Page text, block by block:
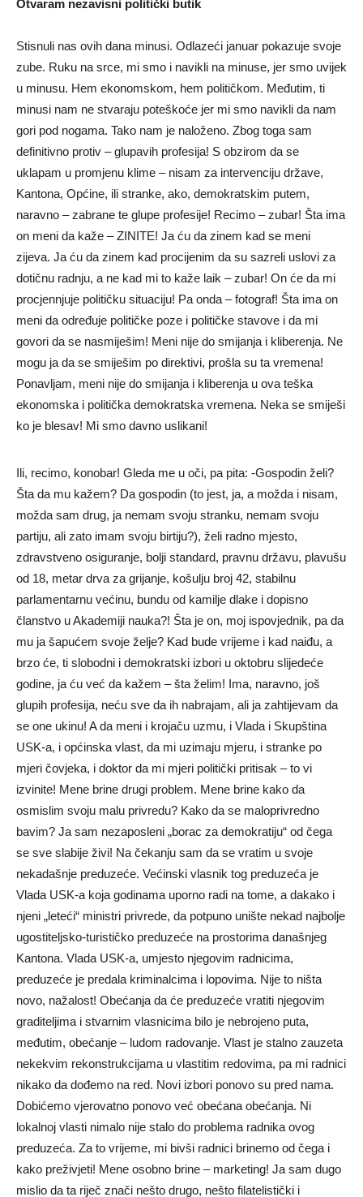
Otvaram nezavisni politički butik
Stisnuli nas ovih dana minusi. Odlazeći januar pokazuje svoje
zube. Ruku na srce, mi smo i navikli na minuse, jer smo uvijek
u minusu. Hem ekonomskom, hem političkom. Međutim, ti
minusi nam ne stvaraju poteškoće jer mi smo navikli da nam
gori pod nogama. Tako nam je naloženo. Zbog toga sam
definitivno protiv – glupavih profesija! S obzirom da se
uklapam u promjenu klime – nisam za intervenciju države,
Kantona, Općine, ili stranke, ako, demokratskim putem,
naravno – zabrane te glupe profesije! Recimo – zubar! Šta ima
on meni da kaže – ZINITE! Ja ću da zinem kad se meni
zijeva. Ja ću da zinem kad procijenim da su sazreli uslovi za
dotičnu radnju, a ne kad mi to kaže laik – zubar! On će da mi
procjennjuje političku situaciju! Pa onda – fotograf! Šta ima on
meni da određuje političke poze i političke stavove i da mi
govori da se nasmiješim! Meni nije do smijanja i kliberenja. Ne
mogu ja da se smiješim po direktivi, prošla su ta vremena!
Ponavljam, meni nije do smijanja i kliberenja u ova teška
ekonomska i politička demokratska vremena. Neka se smiješi
ko je blesav! Mi smo davno uslikani!
Ili, recimo, konobar! Gleda me u oči, pa pita: -Gospodin želi?
Šta da mu kažem? Da gospodin (to jest, ja, a možda i nisam,
možda sam drug, ja nemam svoju stranku, nemam svoju
partiju, ali zato imam svoju birtiju?), želi radno mjesto,
zdravstveno osiguranje, bolji standard, pravnu državu, plavušu
od 18, metar drva za grijanje, košulju broj 42, stabilnu
parlamentarnu većinu, bundu od kamilje dlake i dopisno
članstvo u Akademiji nauka?! Šta je on, moj ispovjednik, pa da
mu ja šapućem svoje želje? Kad bude vrijeme i kad naiđu, a
brzo će, ti slobodni i demokratski izbori u oktobru slijedeće
godine, ja ću već da kažem – šta želim! Ima, naravno, još
glupih profesija, neću sve da ih nabrajam, ali ja zahtijevam da
se one ukinu! A da meni i krojaču uzmu, i Vlada i Skupština
USK-a, i općinska vlast, da mi uzimaju mjeru, i stranke po
mjeri čovjeka, i doktor da mi mjeri politički pritisak – to vi
izvinite! Mene brine drugi problem. Mene brine kako da
osmislim svoju malu privredu? Kako da se maloprivredno
bavim? Ja sam nezaposleni „borac za demokratiju“ od čega
se sve slabije živi! Na čekanju sam da se vratim u svoje
nekadašnje preduzeće. Većinski vlasnik tog preduzeća je
Vlada USK-a koja godinama uporno radi na tome, a dakako i
njeni „leteći“ ministri privrede, da potpuno unište nekad najbolje
ugostiteljsko-turističko preduzeće na prostorima današnjeg
Kantona. Vlada USK-a, umjesto njegovim radnicima,
preduzeće je predala kriminalcima i lopovima. Nije to ništa
novo, nažalost! Obećanja da će preduzeće vratiti njegovim
graditeljima i stvarnim vlasnicima bilo je nebrojeno puta,
međutim, obećanje – ludom radovanje. Vlast je stalno zauzeta
nekekvim rekonstrukcijama u vlastitim redovima, pa mi radnici
nikako da dođemo na red. Novi izbori ponovo su pred nama.
Dobićemo vjerovatno ponovo već obećana obećanja. Ni
lokalnoj vlasti nimalo nije stalo do problema radnika ovog
preduzeća. Za to vrijeme, mi bivši radnici brinemo od čega i
kako preživjeti! Mene osobno brine – marketing! Ja sam dugo
mislio da ta riječ znači nešto drugo, nešto filatelistički i